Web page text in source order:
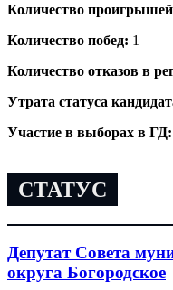
Количество
Количество побед: 1
Количество отказов в
Утрата статуса
Участие в выборах в ГД:
СТАТУС
Депутат Совета
округа Богородское